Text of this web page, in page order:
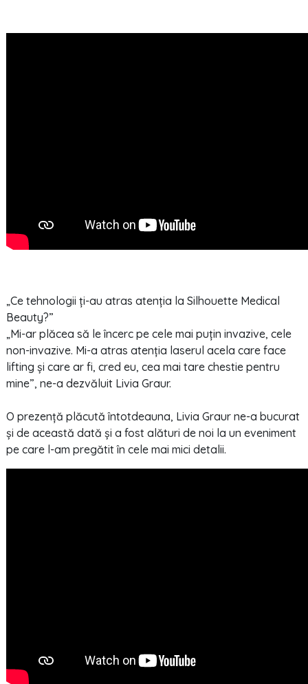
„Ce tehnologii ți-au atras atenția la Silhouette Medical
Beauty?”
„Mi-ar plăcea să le încerc pe cele mai puțin invazive, cele
non-invazive. Mi-a atras atenția laserul acela care face
lifting și care ar fi, cred eu, cea mai tare chestie pentru
mine”, ne-a dezvăluit Livia Graur.
O prezență plăcută întotdeauna, Livia Graur ne-a bucurat
și de această dată și a fost alături de noi la un eveniment
pe care l-am pregătit în cele mai mici detalii.